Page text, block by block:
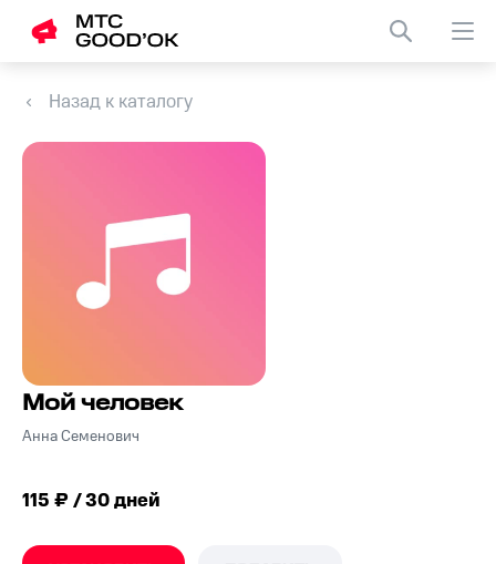
Назад к каталогу
Мой человек
Анна Семенович
115 ₽ / 30 дней